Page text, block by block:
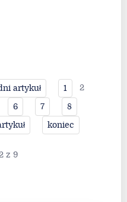
artykuł 1
2
6 7
8
koniec
z 9